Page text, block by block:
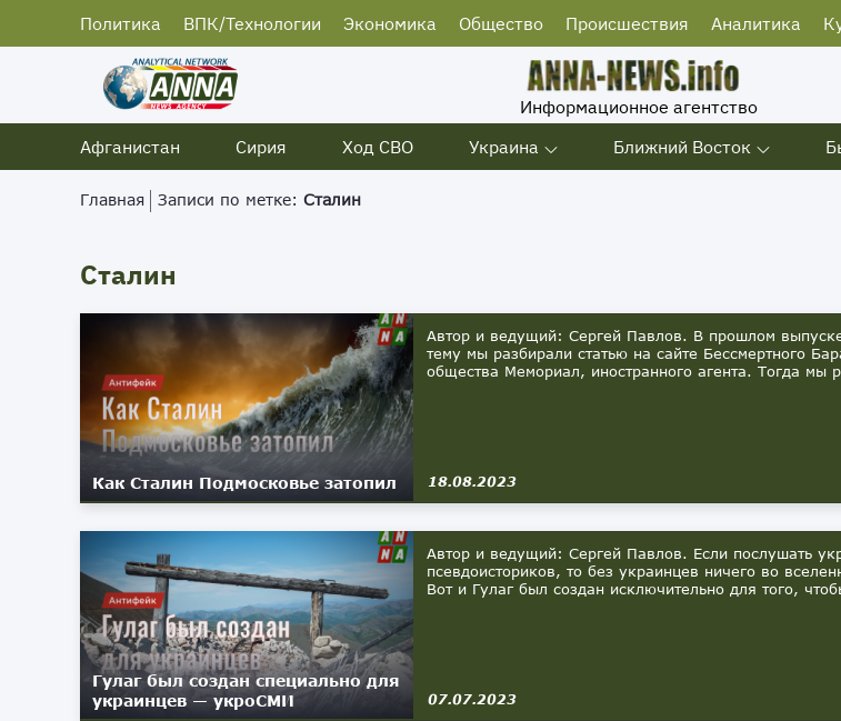
Политика ВПК/Технологии Экономика Общество Происшествия Аналитика
Информационное агентство
Афганистан
Сирия Ход СВО Украина Ближний Восток
Главная Записи по метке: Сталин
Сталин
Как Сталин Подмосковье затопил
Автор и ведущий: Сергей Павлов. В прошлом
тему мы разбирали статью на сайте Бессмертного
общества Мемориал, иностранного агента. Тогда мы
18.08.2023
Гулаг был создан специально для
украинцев — укроСМИ
Автор и ведущий: Сергей Павлов. Если послушать
псевдоисториков, то без украинцев ничего во
Вот и Гулаг был создан исключительно для того,
07.07.2023